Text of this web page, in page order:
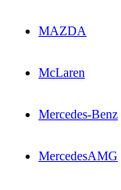
MAZDA
McLaren
Mercedes-Benz
MercedesAMG